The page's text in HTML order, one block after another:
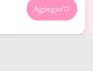
Agregar